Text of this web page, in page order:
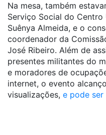
Na mesa, também
Serviço Social do
Suênya Almeida, e o
coordenador da
José Ribeiro. Além de
presentes militantes do
e moradores de
internet, o evento
visualizações, e pode ser